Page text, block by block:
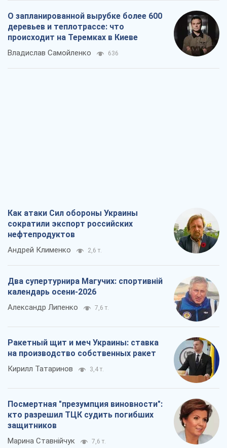
О запланированной вырубке более 600
деревьев и теплотрассе: что
происходит на Теремках в Киеве
Владислав Самойленко 636
Как атаки Сил обороны Украины
сократили экспорт российских
нефтепродуктов
Андрей Клименко 2,6 т.
Два супертурнира Магучих: спортивній
календарь осени-2026
Александр Липенко 7,6 т.
Ракетный щит и меч Украины: ставка
на производство собственных ракет
Кирилл Татаринов 3,4 т.
Посмертная "презумпция виновности":
кто разрешил ТЦК судить погибших
защитников
Марина Ставнійчук 7,6 т.